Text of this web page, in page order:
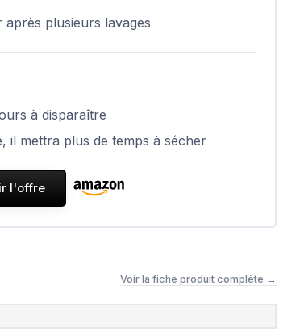
plusieurs lavages
à disparaître
il mettra plus de temps à sécher
l'offre
Voir la fiche produit complète →